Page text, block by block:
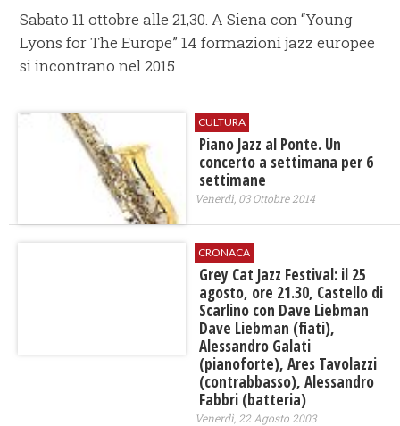
Sabato 11 ottobre alle 21,30. A Siena con “Young
Lyons for The Europe” 14 formazioni jazz europee
si incontrano nel 2015
CULTURA
Piano Jazz al Ponte. Un
concerto a settimana per 6
settimane
Venerdì, 03 Ottobre 2014
CRONACA
Grey Cat Jazz Festival: il 25
agosto, ore 21.30, Castello di
Scarlino con Dave Liebman
Dave Liebman (fiati),
Alessandro Galati
(pianoforte), Ares Tavolazzi
(contrabbasso), Alessandro
Fabbri (batteria)
Venerdì, 22 Agosto 2003